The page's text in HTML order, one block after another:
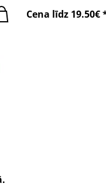
Cena līdz 19.50€